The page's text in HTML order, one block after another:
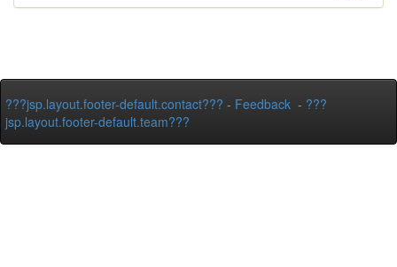
???jsp.layout.footer-default.contact??? - Feedback - ???
jsp.layout.footer-default.team???